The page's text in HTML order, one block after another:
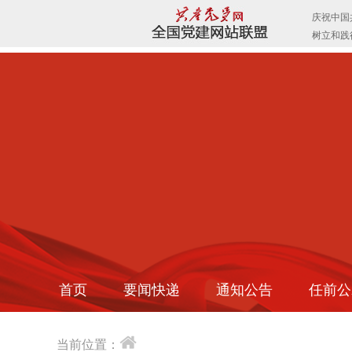
首页 要闻快递 通知公告 任前
当前位置：